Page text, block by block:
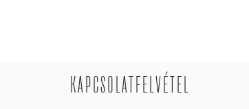
KAPCSOLATFELVÉTEL